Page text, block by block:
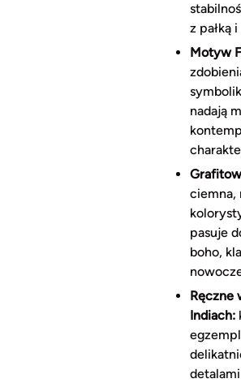
z pałką
Motyw
nadają
ciemna,
pasuje
boho,
Ręczne
Indiach: